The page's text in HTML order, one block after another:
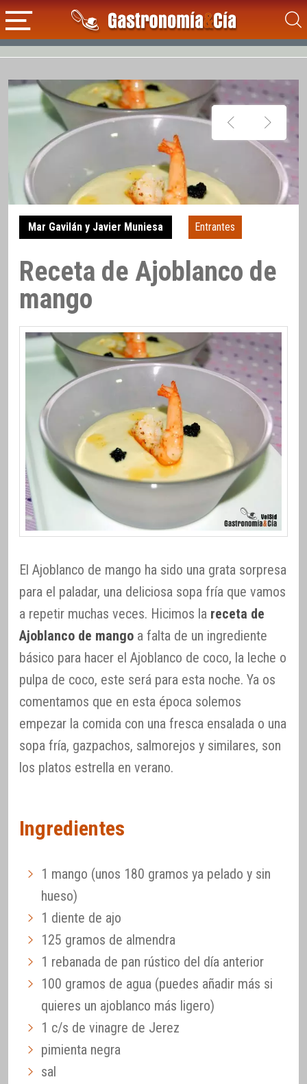
Mar Gavilán y Javier Muniesa Entrantes
Receta de Ajoblanco de
mango
El Ajoblanco de mango ha sido una grata sorpresa
para el paladar, una deliciosa sopa fría que vamos
a repetir muchas veces. Hicimos la receta de
Ajoblanco de mango a falta de un ingrediente
básico para hacer el Ajoblanco de coco, la leche o
pulpa de coco, este será para esta noche. Ya os
comentamos que en esta época solemos
empezar la comida con una fresca ensalada o una
sopa fría, gazpachos, salmorejos y similares, son
los platos estrella en verano.
Ingredientes
1 mango (unos 180 gramos ya pelado y sin
hueso)
1 diente de ajo
125 gramos de almendra
1 rebanada de pan rústico del día anterior
100 gramos de agua (puedes añadir más si
quieres un ajoblanco más ligero)
1 c/s de vinagre de Jerez
pimienta negra
sal